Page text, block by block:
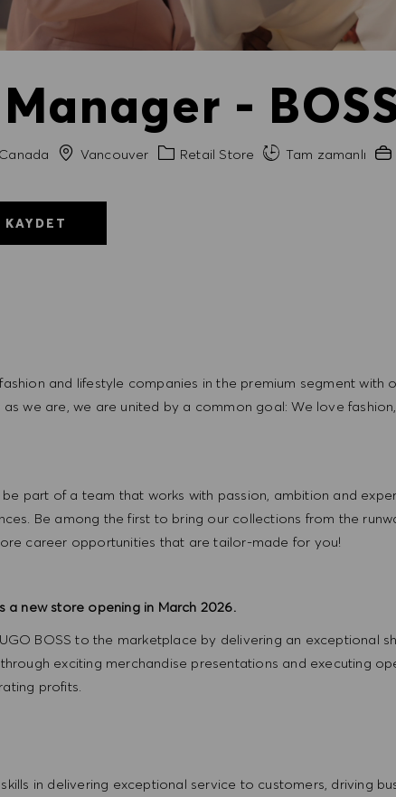
-
Canada ŞehirVancouver Kategori
Retail Store Tam zamanlı
KAYDET
and lifestyle companies in the premium segment with
we are, we are united by a common goal: We love
part of a team that works with passion, ambition and
Be among the first to bring our collections from the
career opportunities that are tailor-made for you!
a new store opening in March 2026.
BOSS to the marketplace by delivering an exceptional
exciting merchandise presentations and executing
profits.
in delivering exceptional service to customers, driving